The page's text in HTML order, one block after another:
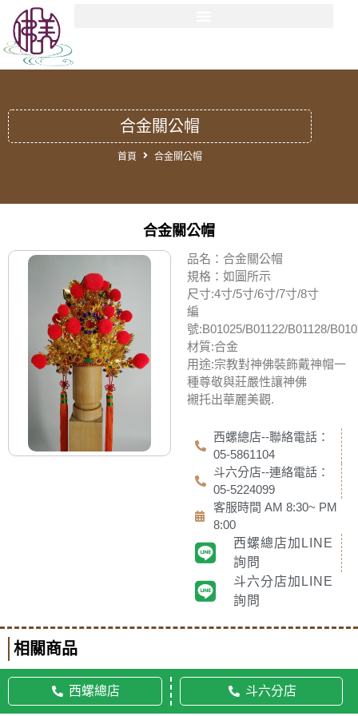
合金關公帽
首頁 合金關公帽
合金關公帽
品名：合金關公帽
規格：如圖所示
尺寸:4寸/5寸/6寸/7寸/8寸
編
號:B01025/B01122/B01128/
材質:合金
用途:宗教對神佛裝飾戴神帽一
種尊敬與莊嚴性讓神佛
襯托出華麗美觀.
西螺總店--聯絡電話：
05-5861104
斗六分店--連絡電話：
05-5224099
客服時間 AM 8:30~ PM
8:00
西螺總店加LINE
詢問
斗六分店加LINE
詢問
相關商品
西螺總店 斗六分店